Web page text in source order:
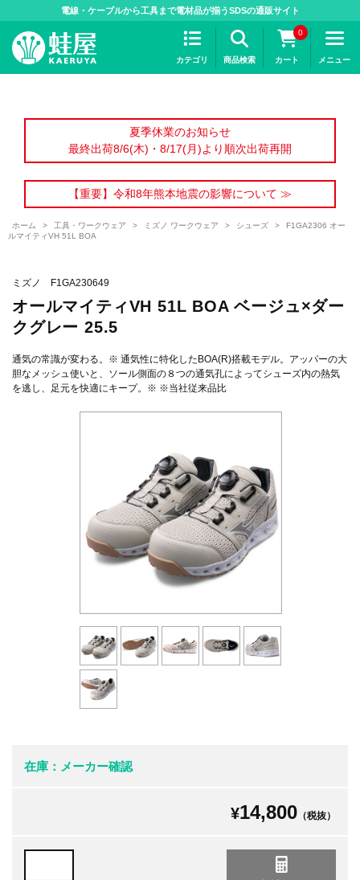
電線・ケーブルから工具まで電材品が揃うSDSの通販サイト
カテゴリ 商品検索
0
カート メニュー
夏季休業のお知らせ
最終出荷8/6(木)・8/17(月)より順次出荷再開
【重要】令和8年熊本地震の影響について ≫
ホーム > 工具・ワークウェア > ミズノ ワークウェア > シューズ >
F1GA2306 オー
ルマイティVH 51L BOA
ミズノ F1GA230649
オールマイティVH 51L BOA ベージュ×ダー
クグレー 25.5
通気の常識が変わる。※ 通気性に特化したBOA(R)搭載モデル。アッパーの大
胆なメッシュ使いと、ソール側面の８つの通気孔によってシューズ内の熱気
を逃し、足元を快適にキープ。※ ※当社従来品比
在庫：メーカー確認
¥14,800 （税抜）